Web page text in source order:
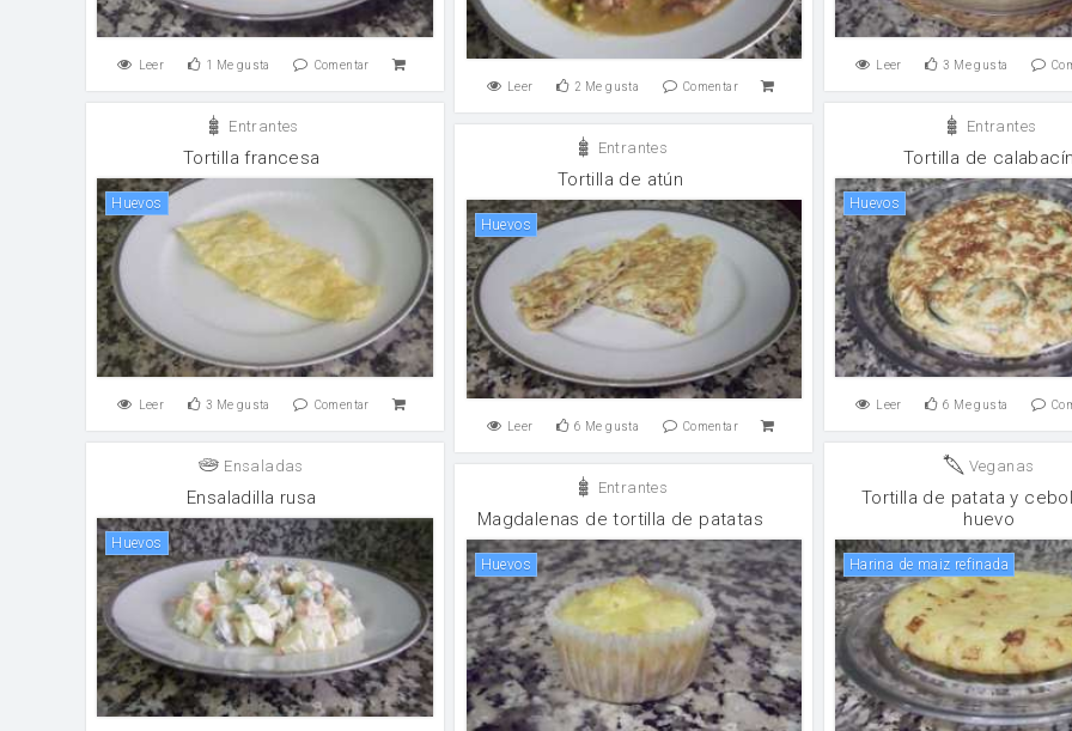
Leer 1 Me gusta Comentar Leer 3 Me gusta
Leer 2 Me gusta Comentar
Entrantes
Tortilla francesa
huevos
Leer 3 Me gusta Comentar
Entrantes
Tortilla de calabacín
huevos
Leer 6 Me gusta
Entrantes
Tortilla de atún
huevos
Leer 6 Me gusta Comentar
Ensaladas
Ensaladilla rusa
huevos
Veganas
Tortilla de patata y
huevo
Harina de maiz refinada
Entrantes
Magdalenas de tortilla de patatas
huevos